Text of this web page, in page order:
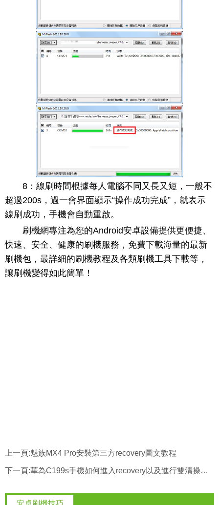
8：線刷時間根據每人電腦不同又長又短，一般不
超過200s，過一會界面顯示“操作成功完成”，就表示
線刷成功，手機會自動重啟。
刷機網專注為您的Android安卓設備提供更便捷、
快速、安全、健康的刷機服務，免費下載海量的最新
刷機包，最詳細的刷機教程及各類刷機工具下載等，
讓刷機變得如此簡單！
上一頁:魅族MX4 Pro安裝第三方recovery圖文教程
下一頁:華為C199s手機如何進入recovery以及進行雙清操作的技巧